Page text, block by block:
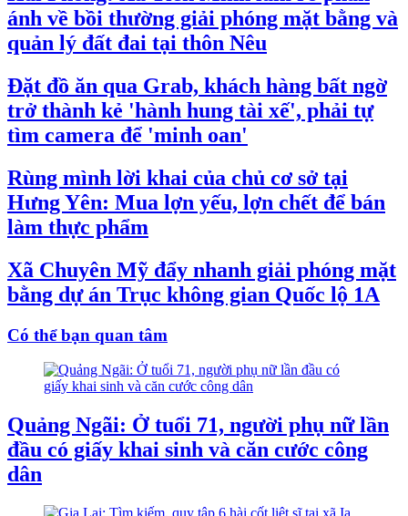
ánh về bồi thường giải phóng mặt bằng và
quản lý đất đai tại thôn Nêu
Đặt đồ ăn qua Grab, khách hàng bất ngờ
trở thành kẻ 'hành hung tài xế', phải tự
tìm camera để 'minh oan'
Rùng mình lời khai của chủ cơ sở tại
Hưng Yên: Mua lợn yếu, lợn chết để bán
làm thực phẩm
Xã Chuyên Mỹ đẩy nhanh giải phóng mặt
bằng dự án Trục không gian Quốc lộ 1A
Có thể bạn quan tâm
Quảng Ngãi: Ở tuổi 71, người phụ nữ lần
đầu có giấy khai sinh và căn cước công
dân